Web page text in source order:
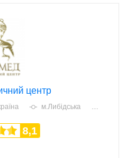
центр
м.Либідська
8,1